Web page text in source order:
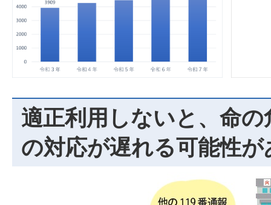
適正利用しないと、命
の対応が遅れる可能性